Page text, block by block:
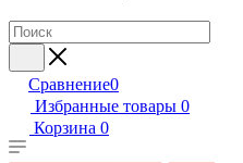
Сравнение0
Избранные товары 0
Корзина 0